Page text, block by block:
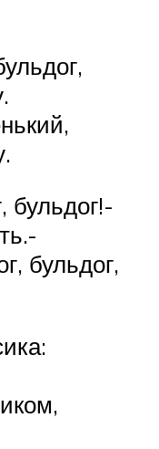
бульдог!-
бульдог,